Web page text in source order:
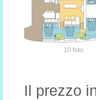
10 foto
Il prezzo